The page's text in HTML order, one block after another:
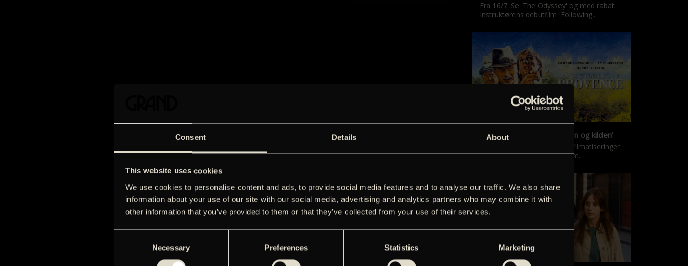
Consent Details About
This website uses cookies
We use cookies to personalise content and ads, to provide social media features and to analyse our traffic. We also share
information about your use of our site with our social media, advertising and analytics partners who may combine it with
other information that you’ve provided to them or that they’ve collected from your use of their services.
Necessary Preferences Statistics Marketing
Fra 16/7: Se 'The Odyssey' og med rabat:
Instruktørens debutfilm 'Following'.
‘Kilden i Provence’ & ‘Manon og kilden’
De klassiske Marcel Pagnol-filmatiseringer
er tilbage i nyrestaureret form.